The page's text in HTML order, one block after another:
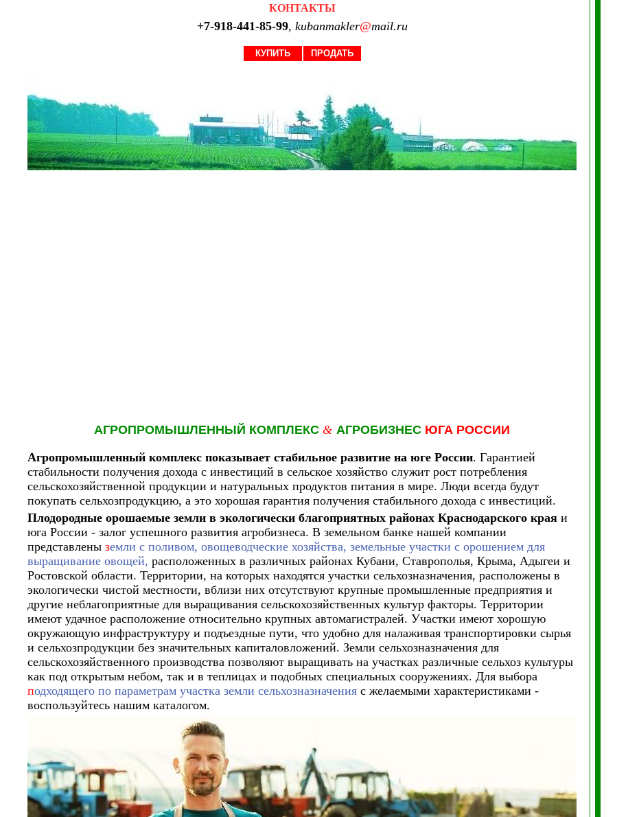
КОНТАКТЫ
+7-918-441-85-99, kubanmakler@mail.ru
КУПИТЬ ПРОДАТЬ
АГРОПРОМЫШЛЕННЫЙ КОМПЛЕКС & АГРОБИЗНЕС ЮГА РОССИИ
Агропромышленный комплекс показывает стабильное развитие на юге России. Гарантией
стабильности получения дохода с инвестиций в сельское хозяйство служит рост потребления
сельскохозяйственной продукции и натуральных продуктов питания в мире. Люди всегда будут
покупать сельхозпродукцию, а это хорошая гарантия получения стабильного дохода с инвестиций.
Плодородные орошаемые земли в экологически благоприятных районах Краснодарского края и
юга России - залог успешного развития агробизнеса. В земельном банке нашей компании
представлены земли с поливом, овощеводческие хозяйства, земельные участки с орошением для
выращивание овощей, расположенных в различных районах Кубани, Ставрополья, Крыма, Адыгеи и
Ростовской области. Территории, на которых находятся участки сельхозназначения, расположены в
экологически чистой местности, вблизи них отсутствуют крупные промышленные предприятия и
другие неблагоприятные для выращивания сельскохозяйственных культур факторы. Территории
имеют удачное расположение относительно крупных автомагистралей. Участки имеют хорошую
окружающую инфраструктуру и подъездные пути, что удобно для налаживая транспортировки сырья
и сельхозпродукции без значительных капиталовложений. Земли сельхозназначения для
сельскохозяйственного производства позволяют выращивать на участках различные сельхоз культуры
как под открытым небом, так и в теплицах и подобных специальных сооружениях. Для выбора
подходящего по параметрам участка земли сельхозназначения с желаемыми характеристиками -
воспользуйтесь нашим каталогом.